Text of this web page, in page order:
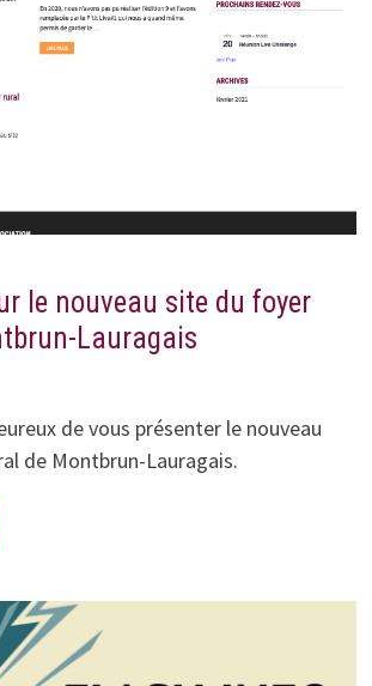
le nouveau site du foyer
Lauragais
de vous présenter le nouveau
de Montbrun-Lauragais.